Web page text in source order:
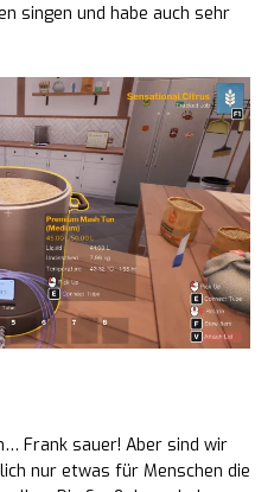
singen und habe auch sehr
Frank sauer! Aber sind wir
nur etwas für Menschen die